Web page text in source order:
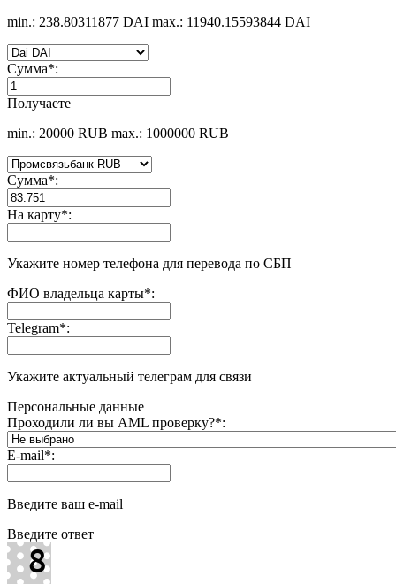
min.: 238.80311877 DAI max.: 11940.15593844 DAI
Сумма*:
Получаете
min.: 20000 RUB max.: 1000000 RUB
Сумма*:
На карту*:
Укажите номер телефона для перевода по СБП
ФИО владельца карты*:
Telegram*:
Укажите актуальный телеграм для связи
Персональные данные
Проходили ли вы AML проверку?*:
E-mail*:
Введите ваш e-mail
Введите ответ